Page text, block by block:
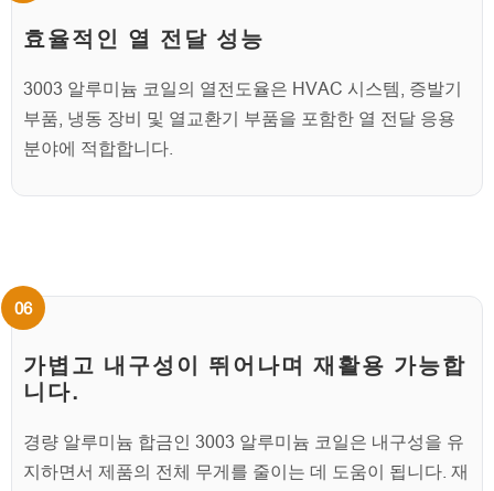
효율적인 열 전달 성능
3003 알루미늄 코일의 열전도율은 HVAC 시스템, 증발기
부품, 냉동 장비 및 열교환기 부품을 포함한 열 전달 응용
분야에 적합합니다.
가볍고 내구성이 뛰어나며 재활용 가능합
니다.
경량 알루미늄 합금인 3003 알루미늄 코일은 내구성을 유
지하면서 제품의 전체 무게를 줄이는 데 도움이 됩니다. 재